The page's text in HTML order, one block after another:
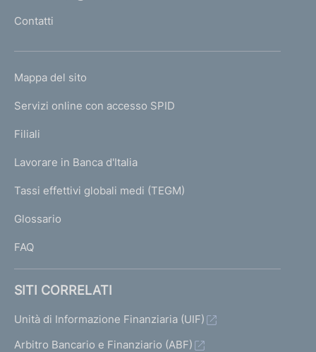
'
m
e
a
g
Contatti
L
N
K
T
I
I
Mappa del sito
Servizi online con accesso SPID
Filiali
Lavorare in Banca d'Italia
Tassi effettivi globali medi (TEGM)
Glossario
FAQ
SITI CORRELATI
Unità di Informazione Finanziaria (UIF)
Arbitro Bancario e Finanziario (ABF)